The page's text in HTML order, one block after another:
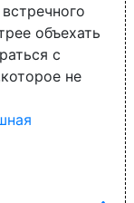
объехать
с
не